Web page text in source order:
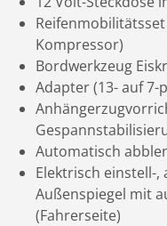
Kompressor)
Bordwerkzeug
Adapter (13- auf 7-
Automatisch
Elektrisch einstell-
Außenspiegel mit
(Fahrerseite)